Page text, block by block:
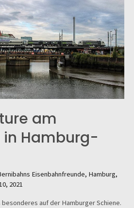
am
in Hamburg-
Eisenbahnfreunde, Hamburg,
2021
besonderes auf der Hamburger Schiene.